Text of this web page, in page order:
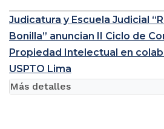
Judicatura y Escuela Judicial
Bonilla” anuncian II Ciclo de
Propiedad Intelectual en
USPTO Lima
Más detalles